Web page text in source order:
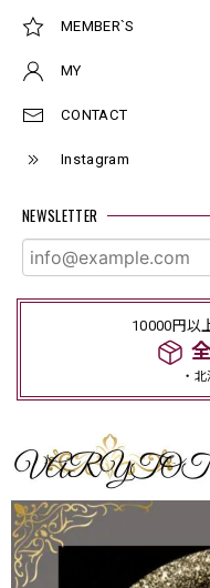
MEMBER`S
MY
CONTACT
Instagram
NEWSLETTER
10000円以
・